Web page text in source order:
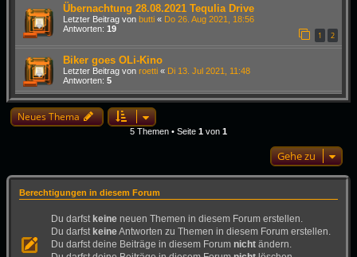
Übernachtung 28.08.2021 Tequlia Drive
Letzter Beitrag von butti « Do 26. Aug 2021, 18:56
Antworten: 19
1 2
Biker goes OLi-Kino
Letzter Beitrag von roetti « Di 13. Jul 2021, 11:48
Antworten: 5
Neues Thema
5 Themen • Seite 1 von 1
Gehe zu
Berechtigungen in diesem Forum
Du darfst keine neuen Themen in diesem Forum erstellen.
Du darfst keineAntworten zu Themen in diesem Forum erstellen.
Du darfst deine Beiträge in diesem Forum nicht ändern.